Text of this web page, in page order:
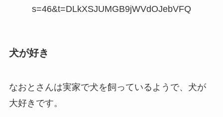
s=46&t=DLkXSJUMGB9jWVdOJebVFQ
犬が好き
なおとさんは実家で犬を飼っているようで、犬が
大好きです。